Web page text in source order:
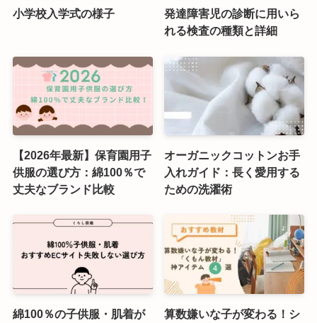
小学校入学式の様子
発達障害児の診断に用いら
れる検査の種類と詳細
【2026年最新】保育園用子
供服の選び方：綿100％で
丈夫なブランド比較
オーガニックコットンお手
入れガイド：長く愛用する
ための洗濯術
綿100％の子供服・肌着が
算数嫌いな子が変わる！シ